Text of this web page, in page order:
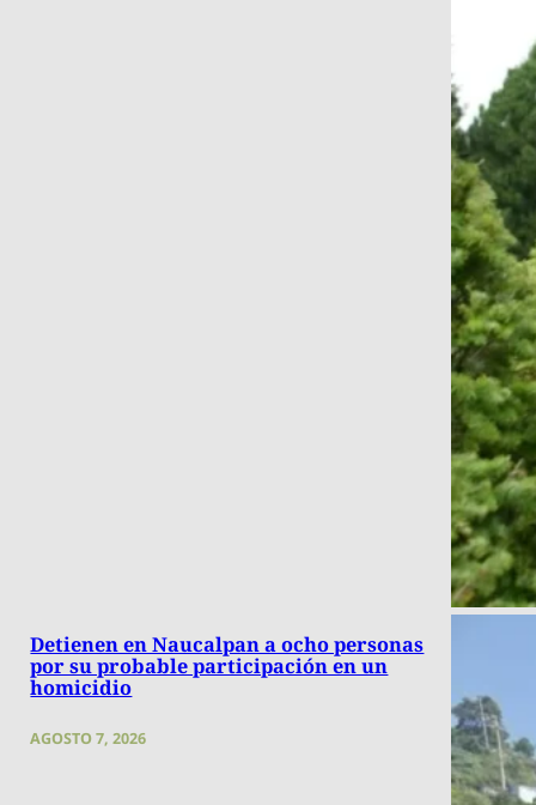
Detienen en Naucalpan a ocho personas
por su probable participación en un
homicidio
AGOSTO 7, 2026